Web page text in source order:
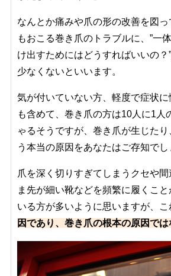
なんとか痛みや爪の形の改善を図
もおこる巻き爪のトラブルに、”一
け出すためにはどうすればいいの？
少なくないといいます。
気が付いていない方、 軽度で症状
も含めて、 巻き爪の方は10人に1人
ゃるそうですが、巻き爪が生じたり
う本当の原因をあなたはご存知でし
爪を深く切りすぎてしまうクセや
ま先が細い靴などを頻繁に履くこ
いる方が多いように思いますが、こ
因であり、巻き爪の根本の原因では